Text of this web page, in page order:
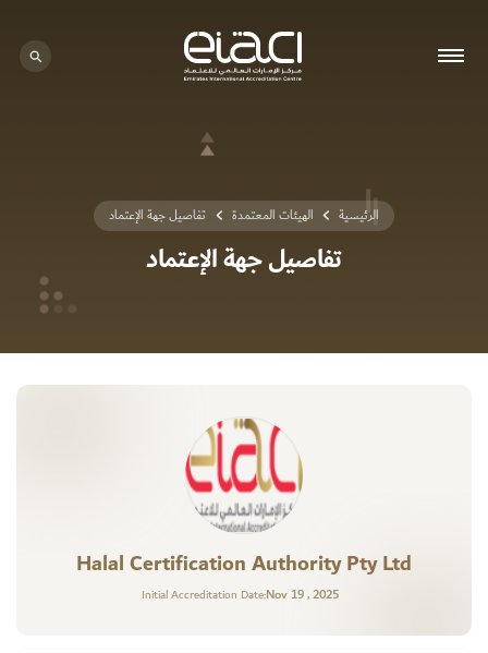
الرئيسية الهيئات المعتمدة تفاصيل جهة الإعتماد
تفاصيل جهة الإعتماد
Halal Certification Authority Pty Ltd
Initial Accreditation Date:Nov 19 , 2025